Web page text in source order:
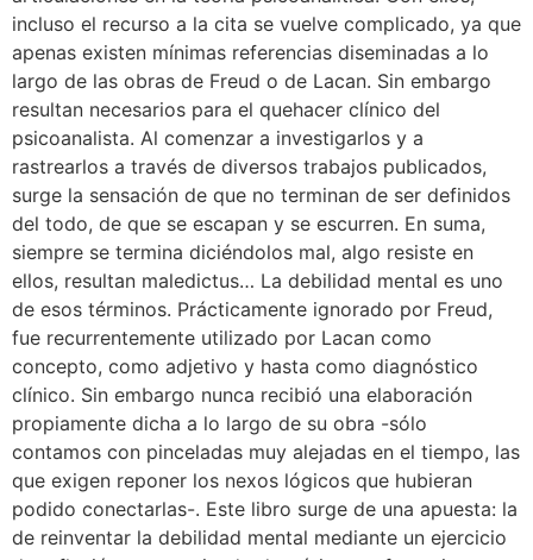
incluso el recurso a la cita se vuelve complicado, ya que
apenas existen mínimas referencias diseminadas a lo
largo de las obras de Freud o de Lacan. Sin embargo
resultan necesarios para el quehacer clínico del
psicoanalista. Al comenzar a investigarlos y a
rastrearlos a través de diversos trabajos publicados,
surge la sensación de que no terminan de ser definidos
del todo, de que se escapan y se escurren. En suma,
siempre se termina diciéndolos mal, algo resiste en
ellos, resultan maledictus… La debilidad mental es uno
de esos términos. Prácticamente ignorado por Freud,
fue recurrentemente utilizado por Lacan como
concepto, como adjetivo y hasta como diagnóstico
clínico. Sin embargo nunca recibió una elaboración
propiamente dicha a lo largo de su obra -sólo
contamos con pinceladas muy alejadas en el tiempo, las
que exigen reponer los nexos lógicos que hubieran
podido conectarlas-. Este libro surge de una apuesta: la
de reinventar la debilidad mental mediante un ejercicio